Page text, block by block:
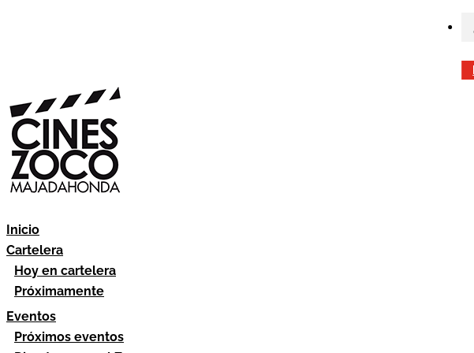
Inicio
Cartelera
Hoy en cartelera
Próximamente
Eventos
Próximos eventos